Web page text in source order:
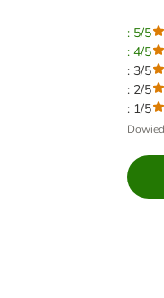
: 5/5
: 4/5
: 3/5
: 2/5
: 1/5